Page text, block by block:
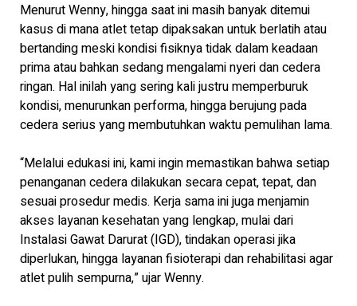
Menurut Wenny, hingga saat ini masih banyak ditemui
kasus di mana atlet tetap dipaksakan untuk berlatih atau
bertanding meski kondisi fisiknya tidak dalam keadaan
prima atau bahkan sedang mengalami nyeri dan cedera
ringan. Hal inilah yang sering kali justru memperburuk
kondisi, menurunkan performa, hingga berujung pada
cedera serius yang membutuhkan waktu pemulihan lama.
“Melalui edukasi ini, kami ingin memastikan bahwa setiap
penanganan cedera dilakukan secara cepat, tepat, dan
sesuai prosedur medis. Kerja sama ini juga menjamin
akses layanan kesehatan yang lengkap, mulai dari
Instalasi Gawat Darurat (IGD), tindakan operasi jika
diperlukan, hingga layanan fisioterapi dan rehabilitasi agar
atlet pulih sempurna,” ujar Wenny.